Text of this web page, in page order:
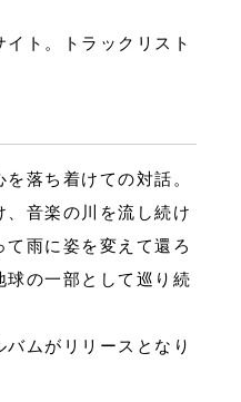
ト。トラックリスト
落ち着けての対話。
、音楽の川を流し続け
て雨に姿を変えて還ろ
球の一部として巡り続
ムがリリースとなり